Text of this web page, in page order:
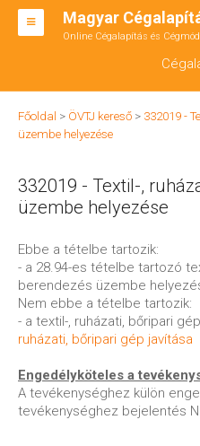
Magyar
Online Cégalapítás és
BT ALAPÍTÁS
RT ALAPÍTÁS
ÁTALAKULÁS
ENGEDÉLYKÖTELES
Főoldal > ÖVTJ kereső > 332019 -
üzembe helyezése
332019 - Textil-,
üzembe helyezése
Ebbe a tételbe tartozik:
- a 28.94-es tételbe tartozó
berendezés üzembe
Nem ebbe a tételbe tartozik:
- a textil-, ruházati, bőripari
ruházati, bőripari gép javítása
Engedélyköteles a
A tevékenységhez külön
tevékenységhez bejelentés